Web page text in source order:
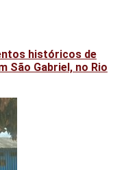
históricos de
São Gabriel, no Rio